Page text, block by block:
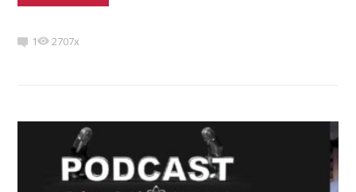
1 2707x